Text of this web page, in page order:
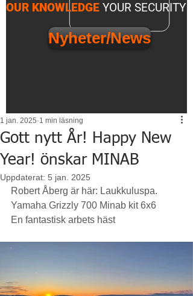
OUR KNOWLEDGE YOUR SECURITY
Nyheter/News
Gott nytt År! Happy New
Year! önskar MINAB
1 jan. 2025 1 min läsning
Uppdaterat: 5 jan. 2025
Robert Åberg är här: Laukkuluspa.
Yamaha Grizzly 700 Minab kit 6x6
En fantastisk arbets häst